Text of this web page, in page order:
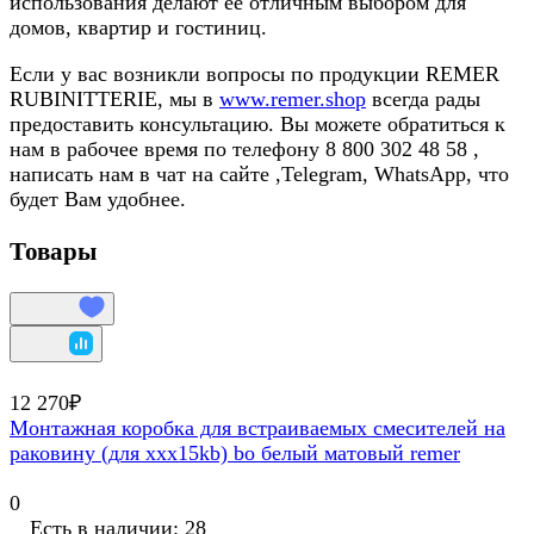
домов, квартир и гостиниц.
Если у вас возникли вопросы по продукции REMER
RUBINITTERIE, мы в www.remer.shop всегда рады
предоставить консультацию. Вы можете обратиться к
нам в рабочее время по телефону 8 800 302 48 58 ,
написать нам в чат на сайте ,Telegram, WhatsApp, что
будет Вам удобнее.
Товары
12 270₽
Монтажная коробка для встраиваемых смесителей на
раковину (для ххx15kb) bo белый матовый remer
0
Есть в наличии: 28